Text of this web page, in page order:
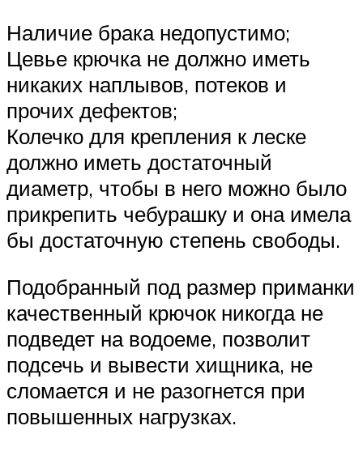
Наличие брака недопустимо;
Цевье крючка не должно иметь
никаких наплывов, потеков и
прочих дефектов;
Колечко для крепления к леске
должно иметь достаточный
диаметр, чтобы в него можно было
прикрепить чебурашку и она имела
бы достаточную степень свободы.
Подобранный под размер приманки
качественный крючок никогда не
подведет на водоеме, позволит
подсечь и вывести хищника, не
сломается и не разогнется при
повышенных нагрузках.